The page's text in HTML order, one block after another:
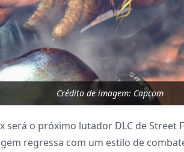
Crédito de imagem: Capcom
será o próximo lutador DLC de Street
regressa com um estilo de